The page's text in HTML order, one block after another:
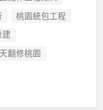
桃園統包工程
建
翻修桃園